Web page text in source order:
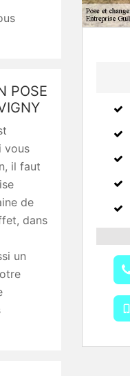
POSE
vous
il faut
de
dans
un